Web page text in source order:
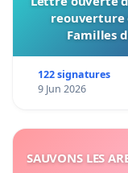
reouverture
Familles
122 signatures
9 Jun 2026
SAUVONS LES